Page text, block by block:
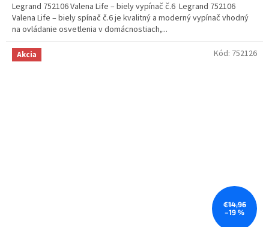
Legrand 752106 Valena Life – biely vypínač č.6 Legrand 752106
Valena Life – biely spínač č.6 je kvalitný a moderný vypínač vhodný
na ovládanie osvetlenia v domácnostiach,...
Akcia
€14,96
–19 %
Kód: 752126